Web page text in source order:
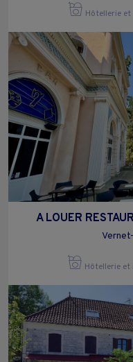
Hôtellerie
A LOUER
Hôtellerie